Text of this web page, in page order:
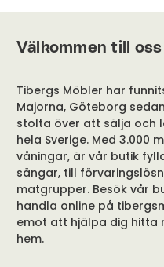
Välkommen till oss
Tibergs Möbler har
Majorna, Göteborg
stolta över att sälja och
hela Sverige. Med 3.000
våningar, är vår butik
sängar, till
matgrupper. Besök vår
handla online på
emot att hjälpa dig hitta
hem.